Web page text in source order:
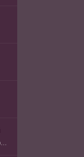
Один Взгляд Назад ( Кавер-Вариация)